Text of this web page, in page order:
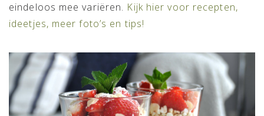
eindeloos mee variëren. Kijk hier voor recepten,
ideetjes, meer foto’s en tips!